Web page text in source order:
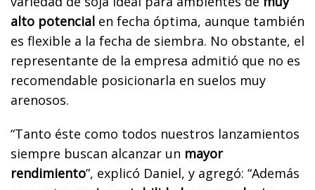
alto potencial en fecha óptima, aunque también
es flexible a la fecha de siembra. No obstante, el
representante de la empresa admitió que no es
recomendable posicionarla en suelos muy
arenosos.
“Tanto éste como todos nuestros lanzamientos
siempre buscan alcanzar un mayor
rendimiento”, explicó Daniel, y agregó: “Además